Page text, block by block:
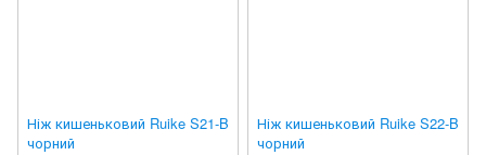
Ніж кишеньковий Ruike S21-B
чорний
Ніж кишеньковий Ruike S22-B
чорний